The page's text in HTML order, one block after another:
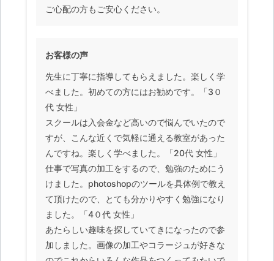
ご心配の方もご安心ください。
お客様の声
先生に丁寧に指導してもらえました。楽しく学
べました。初めての方にはお勧めです。「3０
代 女性」
スクールは入会金など高いので悩んでいたので
すが、こんな近くで気軽に通える教室があった
んですね。楽しく学べました。「20代 女性」
仕事で写真の加工をするので、勉強のためにう
けました。photoshopのツールを具体例で教え
て頂けたので、とても分かりやすく勉強になり
ました。「4０代 女性」
あたらしい趣味を探していてきになったので参
加しました。画像の加工やコラージュが好きな